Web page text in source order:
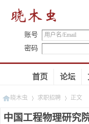
账号
密码
首页 论坛
晓木虫 求职招聘 正文
中国工程物理研究